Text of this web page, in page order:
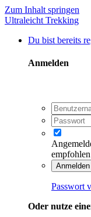
Zum Inhalt springen
Ultraleicht Trekking
Du bist bereits
Anmelden
empfohlen
Anmelden
Passwort
Oder nutze